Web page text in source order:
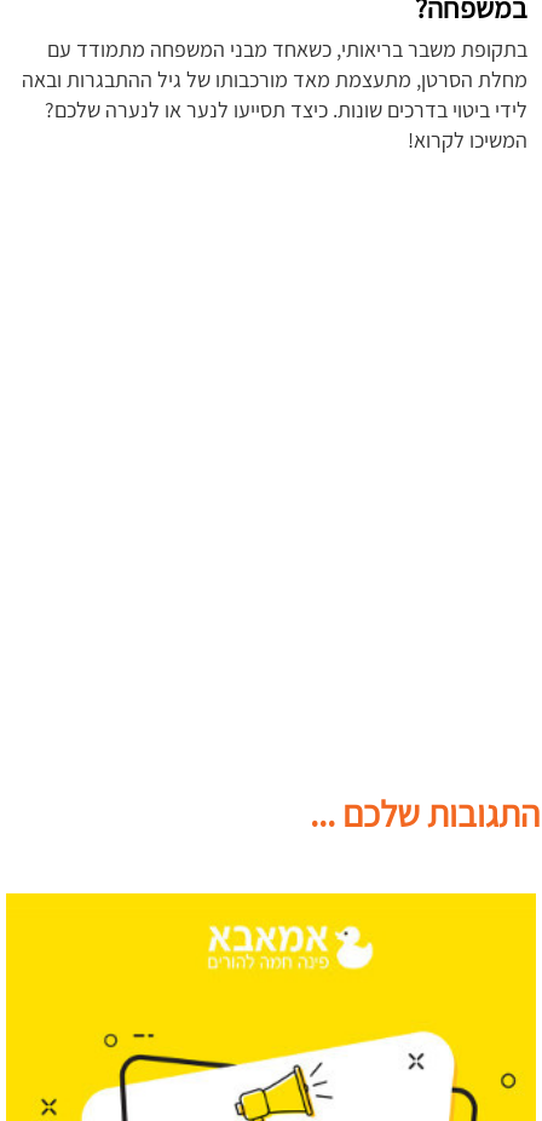
בתקופת משבר בריאותי, כשאחד מבני המשפחה מתמודד עם
מחלת הסרטן, מתעצמת מאד מורכבותו של גיל ההתבגרות ובאה
לידי ביטוי בדרכים שונות. כיצד תסייעו לנער או לנערה שלכם?
המשיכו לקרוא!
התגובות שלכם ...